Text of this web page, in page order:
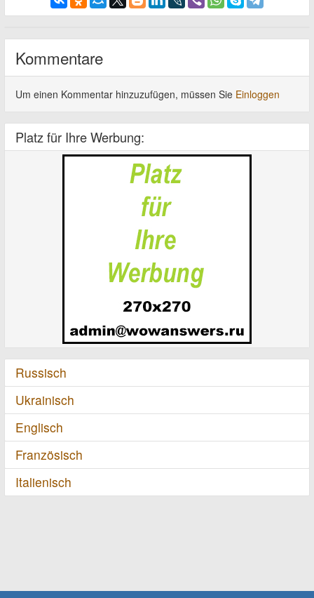
Kommentare
Um einen Kommentar hinzuzufügen, müssen Sie Einloggen
Platz für Ihre Werbung:
Russisch
Ukrainisch
Englisch
Französisch
Italienisch